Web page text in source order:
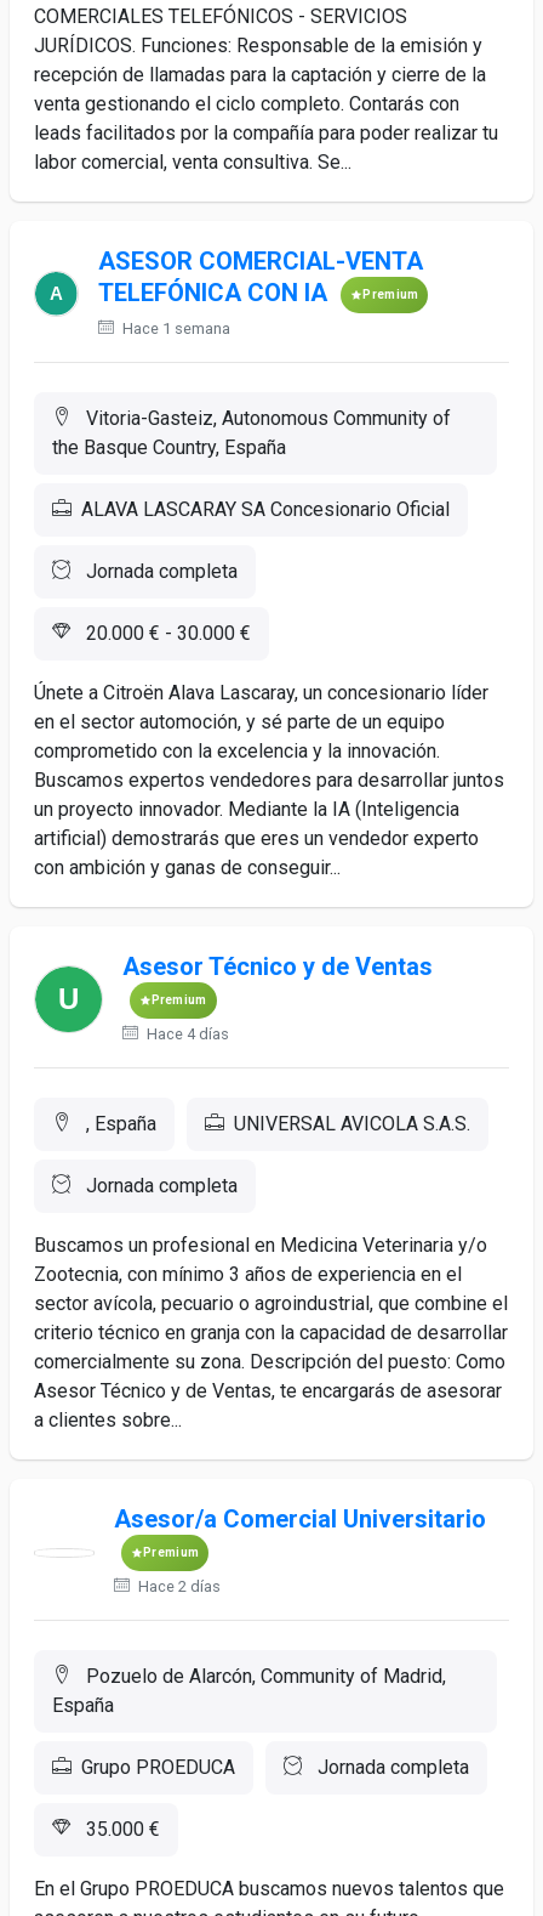
COMERCIALES TELEFÓNICOS - SERVICIOS
JURÍDICOS. Funciones: Responsable de la emisión y
recepción de llamadas para la captación y cierre de la
venta gestionando el ciclo completo. Contarás con
leads facilitados por la compañía para poder realizar tu
labor comercial, venta consultiva. Se...
ASESOR COMERCIAL-VENTA
TELEFÓNICA CON IA
Premium
Hace 1 semana
Vitoria-Gasteiz, Autonomous Community of
the Basque Country, España
ALAVA LASCARAY SA Concesionario Oficial
Jornada completa
20.000 € - 30.000 €
Únete a Citroën Alava Lascaray, un concesionario líder
en el sector automoción, y sé parte de un equipo
comprometido con la excelencia y la innovación.
Buscamos expertos vendedores para desarrollar juntos
un proyecto innovador. Mediante la IA (Inteligencia
artificial) demostrarás que eres un vendedor experto
con ambición y ganas de conseguir...
Asesor Técnico y de Ventas
Premium
Hace 4 días
, España UNIVERSAL AVICOLA S.A.S.
Jornada completa
Buscamos un profesional en Medicina Veterinaria y/o
Zootecnia, con mínimo 3 años de experiencia en el
sector avícola, pecuario o agroindustrial, que combine el
criterio técnico en granja con la capacidad de desarrollar
comercialmente su zona. Descripción del puesto: Como
Asesor Técnico y de Ventas, te encargarás de asesorar
a clientes sobre...
Asesor/a Comercial Universitario
Premium
Hace 2 días
Pozuelo de Alarcón, Community of Madrid,
España
Grupo PROEDUCA Jornada completa
35.000 €
En el Grupo PROEDUCA buscamos nuevos talentos que